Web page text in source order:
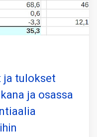
tulokset
ja osassa